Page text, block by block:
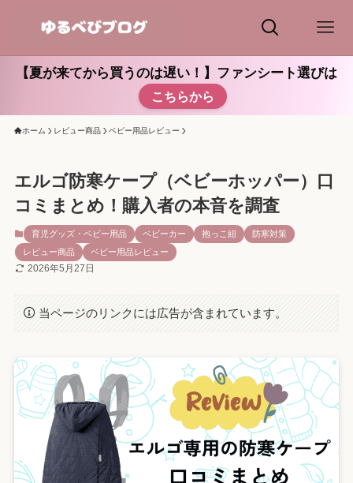
【夏が来てから買うのは遅い！】ファンシート選びは
こちらから
ホーム レビュー商品 ベビー用品レビュー
エルゴ防寒ケープ（ベビーホッパー）口
コミまとめ！購入者の本音を調査
育児グッズ・ベビー用品 ベビーカー 抱っこ紐
防寒対策
レビュー商品
ベビー用品レビュー
2026年5月27日
当ページのリンクには広告が含まれています。